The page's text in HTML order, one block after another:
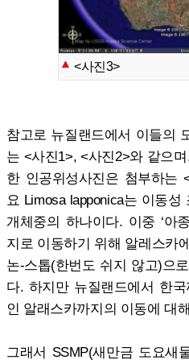
<사진3>
참고로 뉴질랜드에서 이들의
는 <사진1>, <사진2>와 같으
한 인공위성사진은 첨부하는
요 Limosa lapponica는 이동
개체중의 하나이다. 이중 ‘아
지로 이동하기 위해 알레스카
논-스톱(한번도 쉬지 않고)으
다. 하지만 뉴질랜드에서 한
인 알래스카까지의 이동에 대
그래서 SSMP(새만금 도요새